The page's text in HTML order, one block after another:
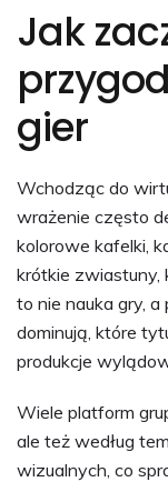
Jak
gier
Wchodząc do
wrażenie często
kolorowe kafelki,
krótkie zwiastuny,
to nie nauka gry,
dominują, które
produkcje
Wiele platform
ale też według
wizualnych, co